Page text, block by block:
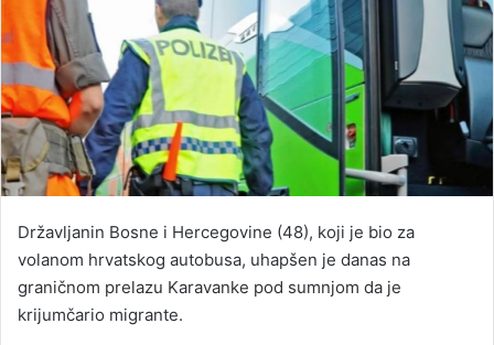
Državljanin Bosne i Hercegovine (48), koji je bio za
volanom hrvatskog autobusa, uhapšen je danas na
graničnom prelazu Karavanke pod sumnjom da je
krijumčario migrante.